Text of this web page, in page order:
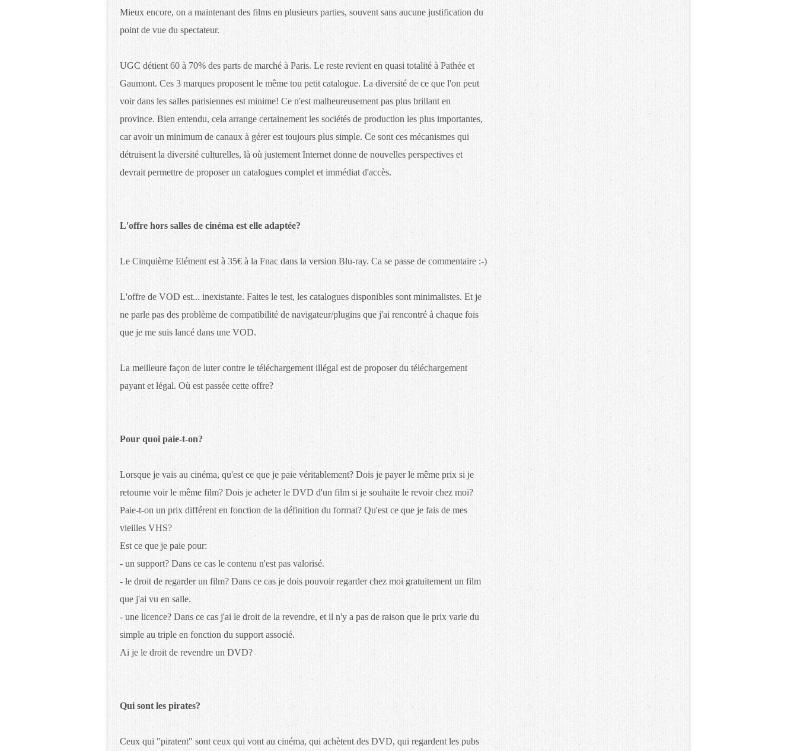
Mieux encore, on a maintenant des films en plusieurs parties, souvent sans aucune justification du
point de vue du spectateur.
UGC détient 60 à 70% des parts de marché à Paris. Le reste revient en quasi totalité à Pathée et
Gaumont. Ces 3 marques proposent le même tou petit catalogue. La diversité de ce que l'on peut
voir dans les salles parisiennes est minime! Ce n'est malheureusement pas plus brillant en
province. Bien entendu, cela arrange certainement les sociétés de production les plus importantes,
car avoir un minimum de canaux à gérer est toujours plus simple. Ce sont ces mécanismes qui
détruisent la diversité culturelles, là où justement Internet donne de nouvelles perspectives et
devrait permettre de proposer un catalogues complet et immédiat d'accès.
L'offre hors salles de cinéma est elle adaptée?
Le Cinquième Elément est à 35€ à la Fnac dans la version Blu-ray. Ca se passe de commentaire :-)
L'offre de VOD est... inexistante. Faites le test, les catalogues disponibles sont minimalistes. Et je
ne parle pas des problème de compatibilité de navigateur/plugins que j'ai rencontré à chaque fois
que je me suis lancé dans une VOD.
La meilleure façon de luter contre le téléchargement illégal est de proposer du téléchargement
payant et légal. Où est passée cette offre?
Pour quoi paie-t-on?
Lorsque je vais au cinéma, qu'est ce que je paie véritablement? Dois je payer le même prix si je
retourne voir le même film? Dois je acheter le DVD d'un film si je souhaite le revoir chez moi?
Paie-t-on un prix différent en fonction de la définition du format? Qu'est ce que je fais de mes
vieilles VHS?
Est ce que je paie pour:
- un support? Dans ce cas le contenu n'est pas valorisé.
- le droit de regarder un film? Dans ce cas je dois pouvoir regarder chez moi gratuitement un film
que j'ai vu en salle.
- une licence? Dans ce cas j'ai le droit de la revendre, et il n'y a pas de raison que le prix varie du
simple au triple en fonction du support associé.
Ai je le droit de revendre un DVD?
Qui sont les pirates?
Ceux qui "piratent" sont ceux qui vont au cinéma, qui achètent des DVD, qui regardent les pubs